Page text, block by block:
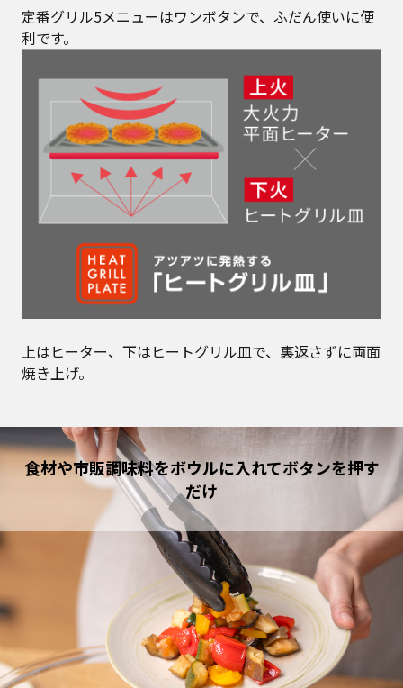
定番グリル5メニューはワンボタンで、ふだん使いに便
利です。
上はヒーター、下はヒートグリル皿で、裏返さずに両面
焼き上げ。
食材や市販調味料をボウルに入れてボタンを押す
だけ